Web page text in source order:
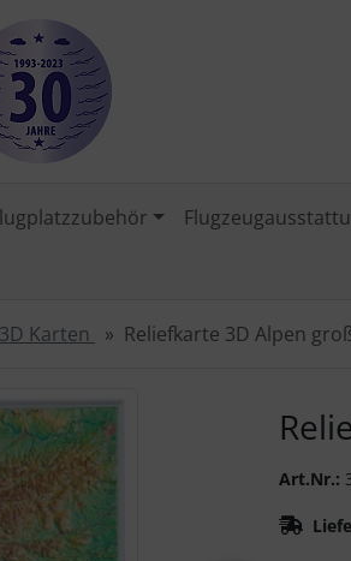
3D Karten Reliefkarte 3D Alpen
Art.Nr.:
" und "Vor-Button" nutzen, um